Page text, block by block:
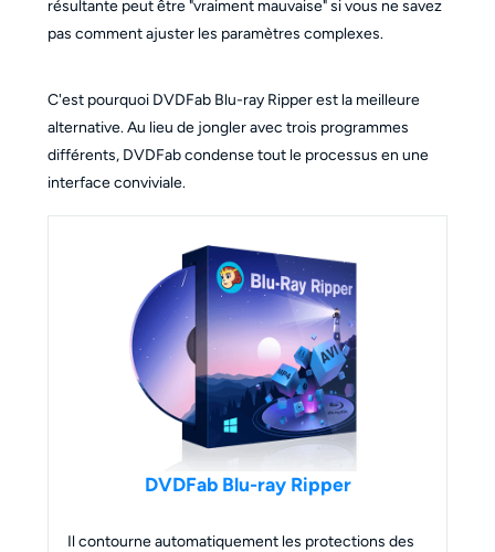
résultante peut être "vraiment mauvaise" si vous ne savez
pas comment ajuster les paramètres complexes.
C'est pourquoi DVDFab Blu-ray Ripper est la meilleure
alternative. Au lieu de jongler avec trois programmes
différents, DVDFab condense tout le processus en une
interface conviviale.
DVDFab Blu-ray Ripper
Il contourne automatiquement les protections des